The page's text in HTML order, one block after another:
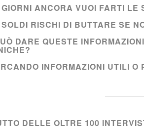
ANCORA VUOI FARTI
RISCHI DI BUTTARE SE
DARE QUESTE
INFORMAZIONI UTILI O
DELLE OLTRE 100